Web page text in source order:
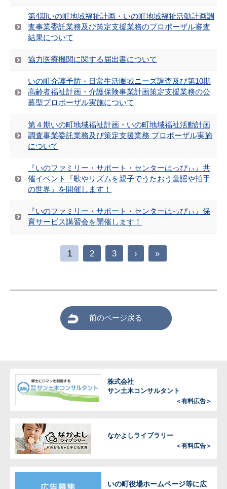
第4期いの町地域福祉計画・いの町地域福祉活動計画調
査事業委託業務及び策定支援業務のプロポーザル審査
結果について
協力医療機関に関する届出書について
いの町介護予防・日常生活圏域ニーズ調査及び第10期
高齢者福祉計画・介護保険事業計画策定支援業務の公
募型プロポーザル実施について
第４期いの町地域福祉計画・いの町地域福祉活動計画
調査事業委託業務及び策定支援業務 プロポーザル実施
について
『いのファミリー・サポート・センターはっぴぃ』共
催イベント『歌やリズムを親子でうたおう童謡や拍手
の世界』を開催します！
『いのファミリー・サポート・センターはっぴぃ』保
育サービス講習会を開催します！
1 2 3 › »
前のページ戻る
株式会社
サン土木コンサルタント
＜有料広告＞
なかよしライブラリー
＜有料広告＞
いの町役場ホームページ等に広